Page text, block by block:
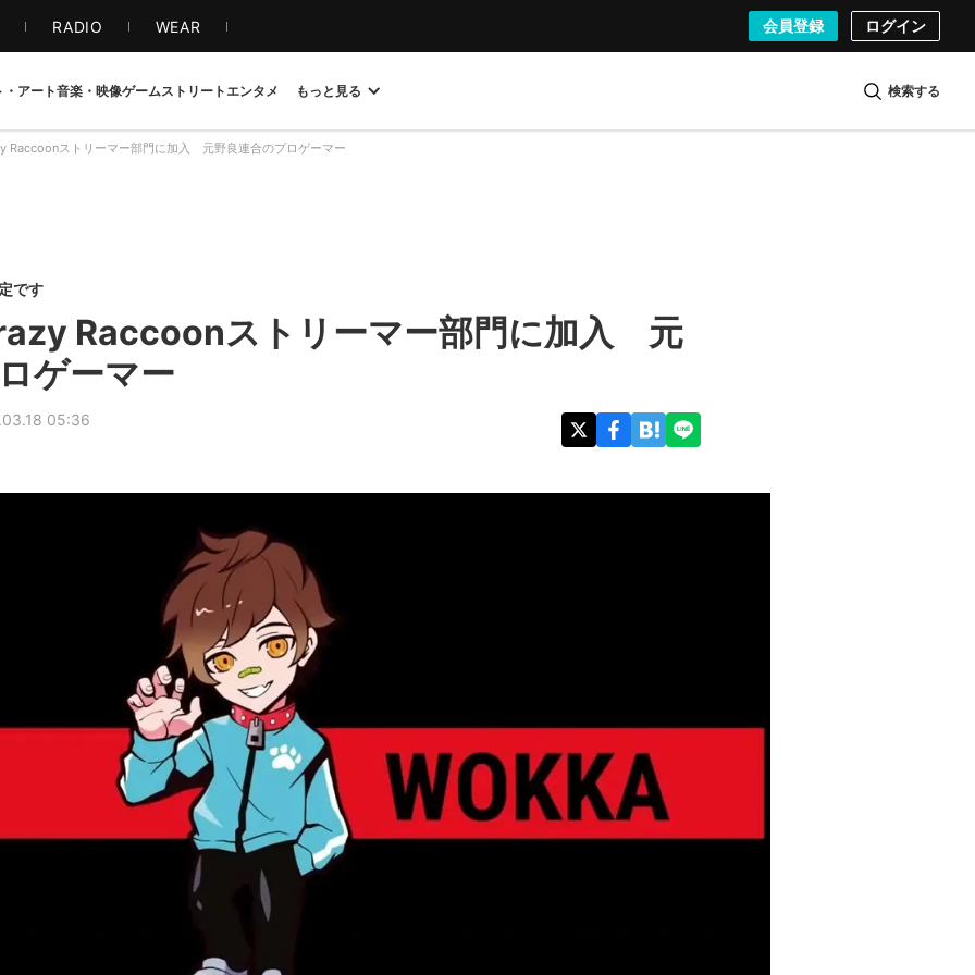
RADIO WEAR 会員登録 ログイン
アート音楽・映像ゲームストリート エンタメ もっと見る 検索する
Raccoonストリーマー部門に加入 元野良連合のプロゲーマー
です
Raccoonストリーマー部門に加入 元
ゲーマー
05:36